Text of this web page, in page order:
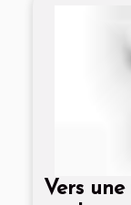
Vers